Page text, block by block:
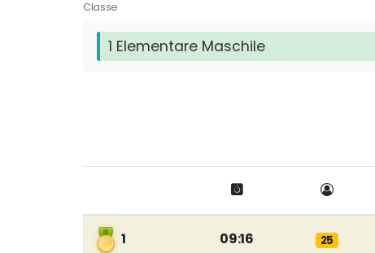
Classe
1 Elementare Maschile
1 09:16 25